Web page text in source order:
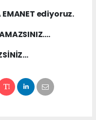
EMANET ediyoruz.